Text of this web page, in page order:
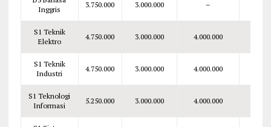
Inggris
3.750.000 3.000.000 –
S1 Teknik
Elektro
4.750.000 3.000.000 4.000.000
S1 Teknik
Industri
4.750.000 3.000.000 4.000.000
S1 Teknologi
Informasi
5.250.000 3.000.000 4.000.000